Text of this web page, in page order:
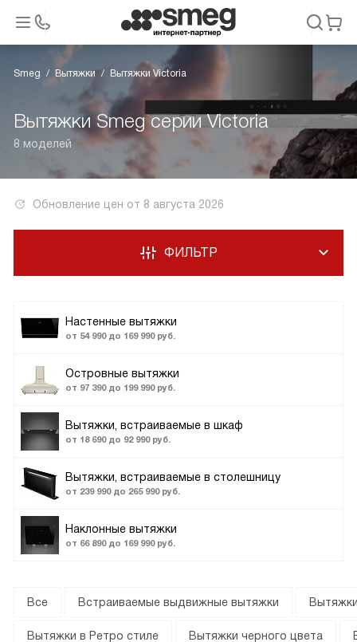
Smeg Вытяжки Вытяжки Victoria
Вытяжки Smeg серии Victoria
8 моделей
Обновление цен от 8 августа 2026
Настенные вытяжки
от 54 990 до 169 990 руб.
Островные вытяжки
от 97 390 до 199 990 руб.
Вытяжки, встраиваемые в шкаф
от 18 690 до 92 990 руб.
Вытяжки, встраиваемые в столешницу
от 239 990 до 265 990 руб.
Наклонные вытяжки
от 66 890 до 169 990 руб.
ФИЛЬТР
Все Встраиваемые выдвижные вытяжки
Вытяжки в Ретро стиле Вытяжки черного цвета